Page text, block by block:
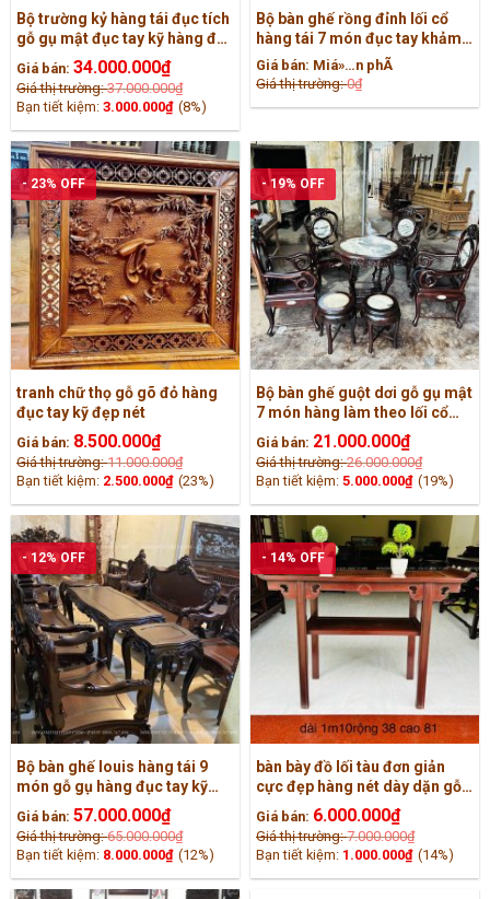
Bộ trường kỷ hàng tái đục tích
gỗ gụ mật đục tay kỹ hàng đẹp
Giá bán: 34.000.000₫
Giá thị trường:37.000.000₫
Bạn tiết kiệm: 3.000.000₫ (8%)
Bộ bàn ghế rồng đỉnh lối cổ
hàng tái 7 món đục tay khảm
ốc kỹ
Giá bán: Miá»…n phÃ­
Giá thị trường:0₫
- 23% OFF
tranh chữ thọ gỗ gõ đỏ hàng
đục tay kỹ đẹp nét
Giá bán: 8.500.000₫
Giá thị trường:11.000.000₫
Bạn tiết kiệm: 2.500.000₫ (23%)
- 19% OFF
Bộ bàn ghế guột dơi gỗ gụ mật
7 món hàng làm theo lối cổ
Giá bán: 21.000.000₫
Giá thị trường:26.000.000₫
Bạn tiết kiệm: 5.000.000₫ (19%)
- 12% OFF
Bộ bàn ghế louis hàng tái 9
món gỗ gụ hàng đục tay kỹ
Giá bán: 57.000.000₫
Giá thị trường:65.000.000₫
Bạn tiết kiệm: 8.000.000₫ (12%)
- 14% OFF
bàn bày đồ lối tàu đơn giản
cực đẹp hàng nét dày dặn gỗ
Giá bán: 6.000.000₫
Giá thị trường:7.000.000₫
Bạn tiết kiệm: 1.000.000₫ (14%)